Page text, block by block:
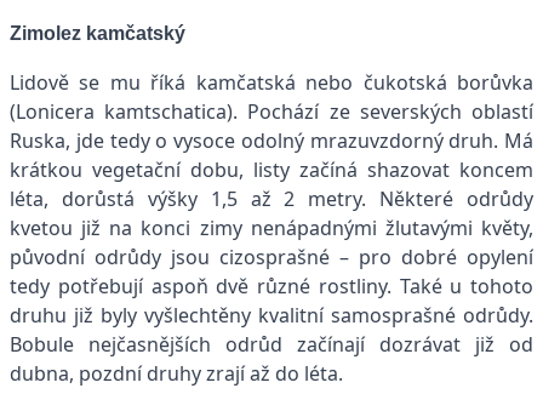
Zimolez kamčatský
Lidově se mu říká kamčatská nebo čukotská borůvka
(Lonicera kamtschatica). Pochází ze severských oblastí
Ruska, jde tedy o vysoce odolný mrazuvzdorný druh. Má
krátkou vegetační dobu, listy začíná shazovat koncem
léta, dorůstá výšky 1,5 až 2 metry. Některé odrůdy
kvetou již na konci zimy nenápadnými žlutavými květy,
původní odrůdy jsou cizosprašné – pro dobré opylení
tedy potřebují aspoň dvě různé rostliny. Také u tohoto
druhu již byly vyšlechtěny kvalitní samosprašné odrůdy.
Bobule nejčasnějších odrůd začínají dozrávat již od
dubna, pozdní druhy zrají až do léta.